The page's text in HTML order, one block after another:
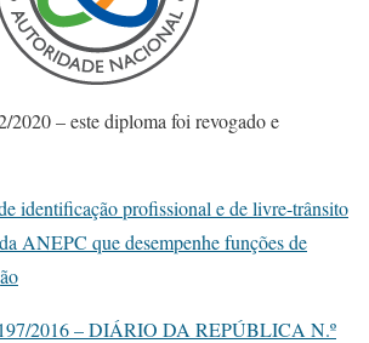
2020 – este diploma foi revogado e
identificação profissional e de livre-trânsito
ANEPC que desempenhe funções de
2016 – DIÁRIO DA REPÚBLICA N.º